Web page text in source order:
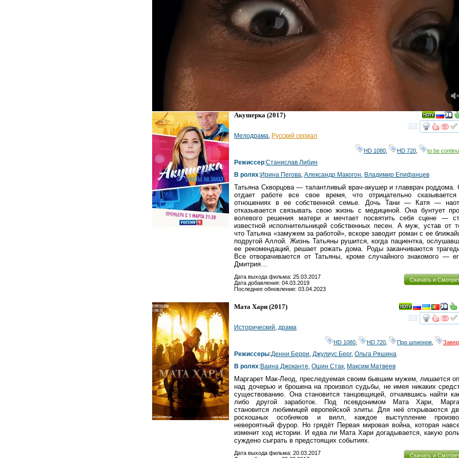
Акушерка (2017)
Мелодрама, Русский сериал
HD 1080 HD 720 to be
Режиссер:Станислав Либин
В ролях:Ирина Пегова, Александр Макогон, Владимир Епифанцев
Татьяна Скворцова — талантливый врач-акушер и главврач роддома.
отдает работе все свое время, что отрицательно
отношениях в ее собственной семье. Дочь Тани — Катя —
отказывается связывать свою жизнь с медициной. Она бунтует
волевого решения матери и мечтает посвятить себя сцене —
известной исполнительницей собственных песен. А муж, устав от
что Татьяна «замужем за работой», вскоре заводит роман с ее
подругой Аллой. Жизнь Татьяны рушится, когда пациентка,
ее рекомендаций, решает рожать дома. Роды заканчиваются
Все отворачиваются от Татьяны, кроме случайного знакомого —
Дмитрия…
Скачать и
Дата выхода фильма: 25.03.2017
Дата добавления: 04.03.2019
Последнее обновление: 03.04.2023
Мата Хари (2017)
Исторический, драма
HD 1080 HD 720 Про шпионов
Режиссеры:Денни Берри, Джулиус Берг, Ольга Ряшина
В ролях:Ваина Джоканте, Ошин Стак, Максим Матвеев
Маргарет Мак-Леод, преследуемая своим бывшим мужем, лишается
над дочерью и брошена на произвол судьбы, не имея никаких
существованию. Она становится танцовщицей, отчаявшись найти
либо другой заработок. Под псевдонимом Мата Хари,
становится любимицей европейской элиты. Для неё открываются
роскошных особняков и вилл, каждое выступление
невероятный фурор. Но грядёт Первая мировая война, которая
изменит ход истории. И едва ли Мата Хари догадывается, какую
суждено сыграть в предстоящих событиях.
Скачать и
Дата выхода фильма: 20.03.2017